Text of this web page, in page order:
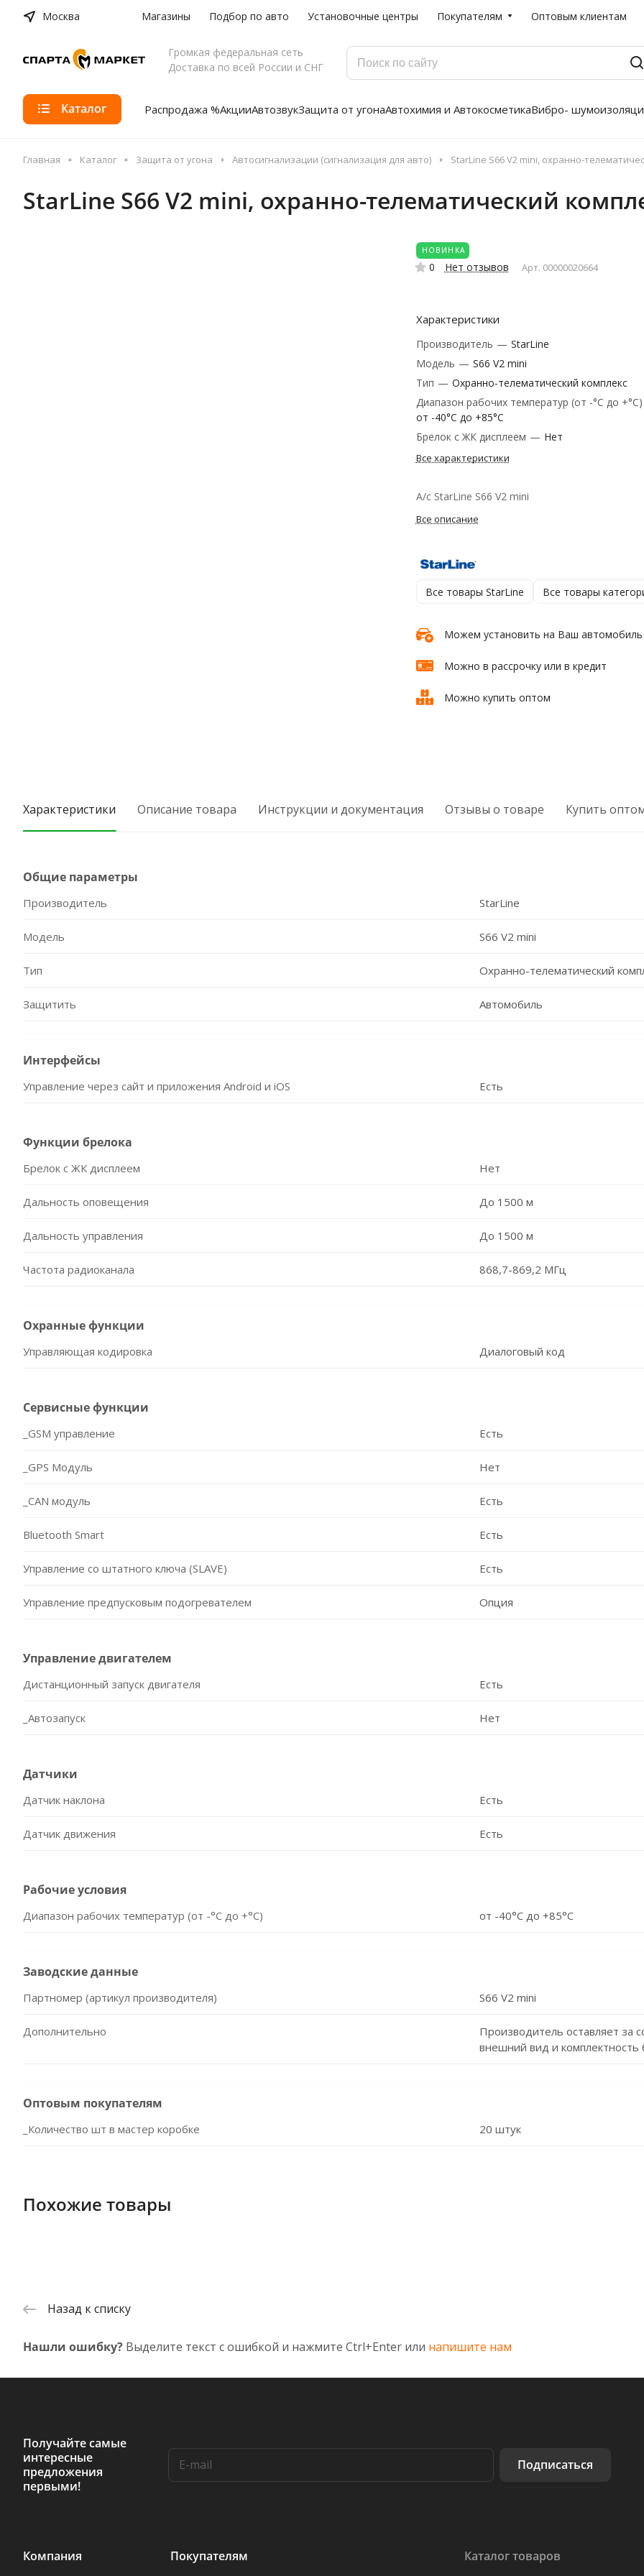
Москва Магазины Подбор по авто Установочные центры Покупателям Оптовым клиентам
Громкая федеральная сеть
Доставка по всей России и СНГ
Каталог Распродажа %АкцииАвтозвукЗащита от угонаАвтохимия и АвтокосметикаВибро-
Главная Каталог Защита от угона Автосигнализации (сигнализация для авто) StarLine S66 V2 mini, охранно-
StarLine S66 V2 mini, охранно-телематический
НОВИНКА
0 Нет отзывов Арт. 00000020664
Характеристики
Производитель — StarLine
Модель — S66 V2 mini
Тип — Охранно-телематический комплекс
Диапазон рабочих температур (от -°С до
от -40°С до +85°С
Брелок с ЖК дисплеем — Нет
Все характеристики
А/с StarLine S66 V2 mini
Все описание
Все товары StarLine Все товары
Можем установить на Ваш автомобиль
Можно в рассрочку или в кредит
Можно купить оптом
Характеристики Описание товара Инструкции и документация Отзывы о товаре Купить
Общие параметры
Производитель StarLine
Модель S66 V2 mini
Тип Охранно-телематический
Защитить Автомобиль
Интерфейсы
Управление через сайт и приложения Android и iOS Есть
Функции брелока
Брелок с ЖК дисплеем Нет
Дальность оповещения До 1500 м
Дальность управления До 1500 м
Частота радиоканала 868,7-869,2 МГц
Охранные функции
Управляющая кодировка Диалоговый код
Сервисные функции
_GSM управление Есть
_GPS Модуль Нет
_CAN модуль Есть
Bluetooth Smart Есть
Управление со штатного ключа (SLAVE) Есть
Управление предпусковым подогревателем Опция
Управление двигателем
Дистанционный запуск двигателя Есть
_Автозапуск Нет
Датчики
Датчик наклона Есть
Датчик движения Есть
Рабочие условия
Диапазон рабочих температур (от -°С до +°С) от -40°С до +85°С
Заводские данные
Партномер (артикул производителя) S66 V2 mini
Дополнительно
Производитель оставляет за
внешний вид и
Оптовым покупателям
_Количество шт в мастер коробке 20 штук
Похожие товары
Назад к списку
Нашли ошибку? Выделите текст с ошибкой и нажмите Ctrl+Enter или напишите нам
Получайте самые
интересные
предложения
первыми!
Подписаться
Компания Покупателям Каталог товаров